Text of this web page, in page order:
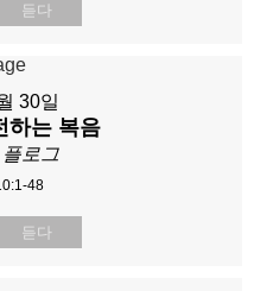
듣다
30일
하는 복음
로그
48
듣다